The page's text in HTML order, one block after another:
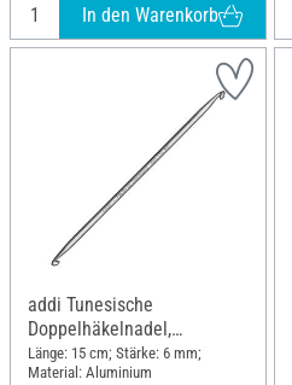
In den Warenkorb
addi Tunesische
Doppelhäkelnadel,
Aluminium, Stärke 6
Länge: 15 cm; Stärke: 6 mm;
Material: Aluminium